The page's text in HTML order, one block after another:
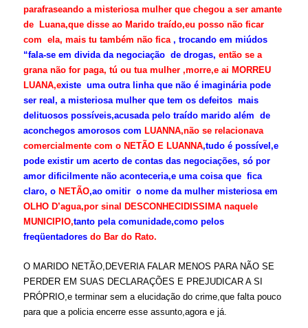
parafraseando a misteriosa mulher que chegou a ser amante
de Luana,que disse ao Marido traído,eu posso não ficar
com ela, mais tu também não fica , trocando em miúdos
“fala-se em divida da negociação de drogas,então se a
grana não for paga, tú ou tua mulher ,morre,e ai MORREU
LUANA,existe uma outra linha que não é imaginária pode
ser real, a misteriosa mulher que tem os defeitos mais
delituosos possíveis,acusada pelo traído marido além de
aconchegos amorosos comLUANNA,não se relacionava
comercialmente com o NETÃO E LUANNA,tudo é possível,e
pode existir um acerto de contas das negociações, só por
amor dificilmente não aconteceria,e uma coisa que fica
claro, oNETÃO,ao omitir o nome da mulher misteriosa em
OLHO D’agua,por sinal DESCONHECIDISSIMA naquele
MUNICIPIO,tanto pela comunidade,como pelos
freqüentadoresdo Bar do Rato.
O MARIDO NETÃO,DEVERIA FALAR MENOS PARA NÃO SE
PERDER EM SUAS DECLARAÇÕES E PREJUDICAR A SI
PRÓPRIO,e terminar sem a elucidação do crime,que falta pouco
para que a policia encerre esse assunto,agora e já.